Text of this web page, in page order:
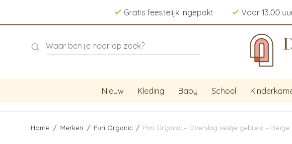
Gratis feestelijk ingepakt Voor 13.00
Nieuw Kleding Baby School
Home / Merken / Puri Organic / Puri Organic – Overslag vestje gebreid – Beige